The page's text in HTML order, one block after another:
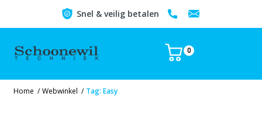
Snel & veilig betalen
0
Home / Webwinkel / Tag: Easy